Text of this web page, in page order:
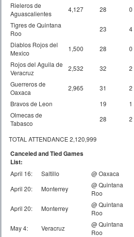
Rieleros de
Aguascalientes
4,127 28 0
Tigres de Quintana
Roo
23 4
Diablos Rojos del
Mexico
1,500 28 0
Rojos del Aguila de
Veracruz
2,532 32 2
Guerreros de
Oaxaca
2,965 31 2
Bravos de Leon
19 1
Olmecas de
Tabasco
28 2
TOTAL ATTENDANCE 2,120,999
Canceled and Tied Games
List:
April 16: Saltillo @ Oaxaca
April 20:
Monterrey
@ Quintana
Roo
April 20:
Monterrey
@ Quintana
Roo
May 4:
Veracruz
@ Quintana
Roo